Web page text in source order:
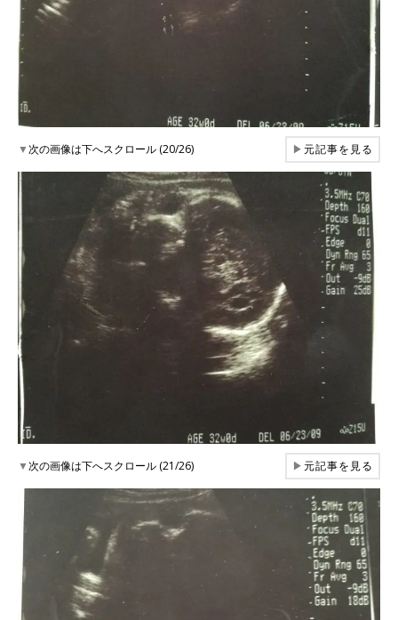
▼次の画像は下へスクロール (20/26) ▶元記事を見る
▼次の画像は下へスクロール (21/26) ▶元記事を見る